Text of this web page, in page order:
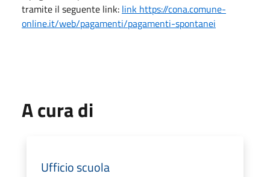
tramite il seguente link: link https://cona.comune-
online.it/web/pagamenti/pagamenti-spontanei
A cura di
Ufficio scuola